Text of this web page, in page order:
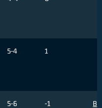
5-4 1
5-6 -1